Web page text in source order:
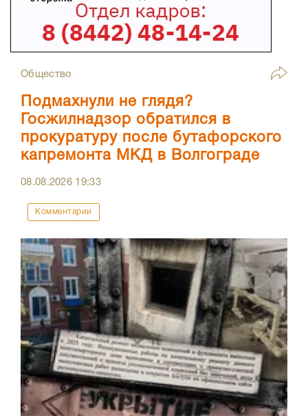
Общество
Подмахнули не глядя?
Госжилнадзор обратился в
прокуратуру после бутафорского
капремонта МКД в Волгограде
08.08.2026 19:33
Комментарии